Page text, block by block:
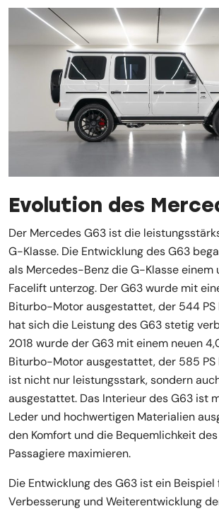
Evolution des
Der Mercedes G63 ist die
G-Klasse. Die Entwicklung des G63
als Mercedes-Benz die G-Klasse einem
Facelift unterzog. Der G63 wurde mit
Biturbo-Motor ausgestattet, der 544 PS
hat sich die Leistung des G63 stetig
2018 wurde der G63 mit einem neuen
Biturbo-Motor ausgestattet, der 585 PS
ist nicht nur leistungsstark, sondern
ausgestattet. Das Interieur des G63 ist
Leder und hochwertigen Materialien
den Komfort und die Bequemlichkeit
Passagiere maximieren.
Die Entwicklung des G63 ist ein
Verbesserung und Weiterentwicklung